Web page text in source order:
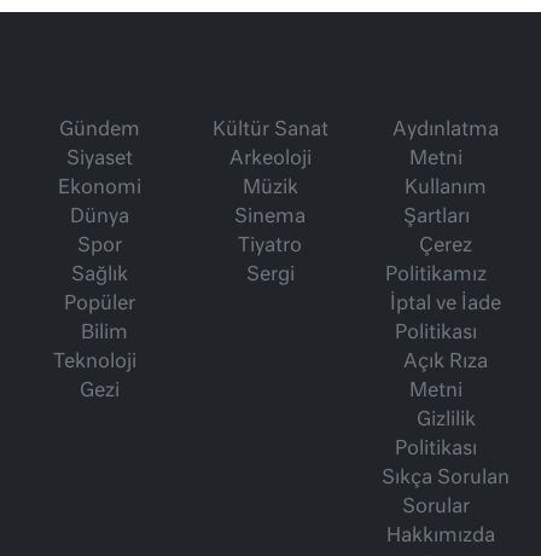
Gündem
Siyaset
Ekonomi
Dünya
Spor
Sağlık
Popüler
Bilim
Teknoloji
Gezi
Kültür Sanat
Arkeoloji
Müzik
Sinema
Tiyatro
Sergi
Aydınlatma
Metni
Kullanım
Şartları
Çerez
Politikamız
İptal ve İade
Politikası
Açık Rıza
Metni
Gizlilik
Politikası
Sıkça Sorulan
Sorular
Hakkımızda